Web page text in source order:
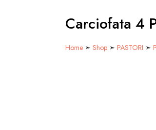
Carciofata 4
Home ➣Shop ➣PASTORI ➣